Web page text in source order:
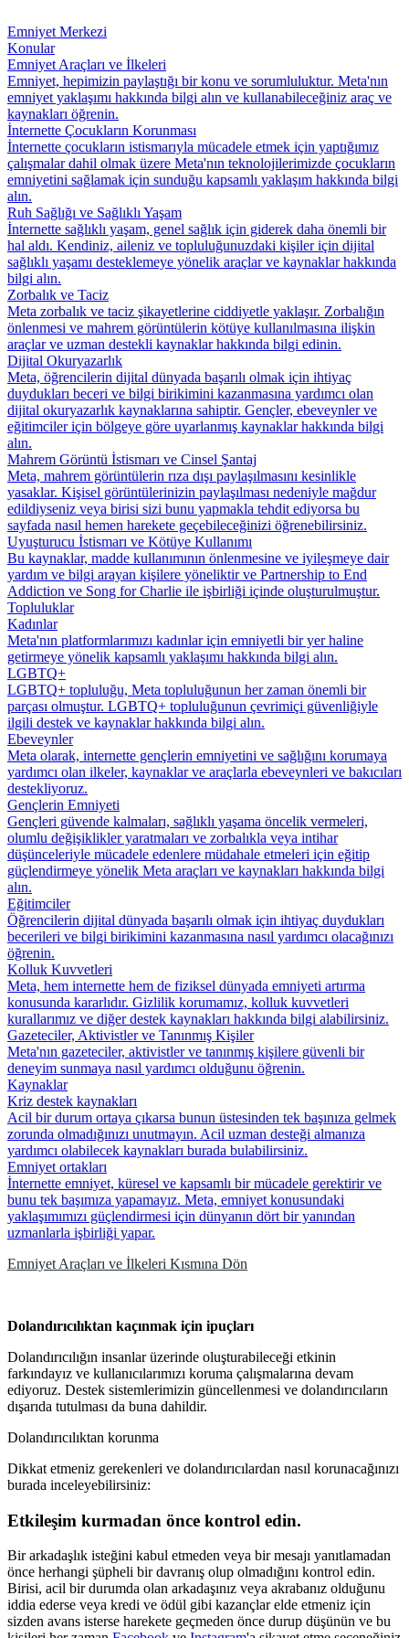
Emniyet Merkezi
Konular
Emniyet Araçları ve İlkeleri
Emniyet, hepimizin paylaştığı bir konu ve sorumluluktur. Meta'nın
emniyet yaklaşımı hakkında bilgi alın ve kullanabileceğiniz araç ve
kaynakları öğrenin.
İnternette Çocukların Korunması
İnternette çocukların istismarıyla mücadele etmek için yaptığımız
çalışmalar dahil olmak üzere Meta'nın teknolojilerimizde çocukların
emniyetini sağlamak için sunduğu kapsamlı yaklaşım hakkında bilgi
alın.
Ruh Sağlığı ve Sağlıklı Yaşam
İnternette sağlıklı yaşam, genel sağlık için giderek daha önemli bir
hal aldı. Kendiniz, aileniz ve topluluğunuzdaki kişiler için dijital
sağlıklı yaşamı desteklemeye yönelik araçlar ve kaynaklar hakkında
bilgi alın.
Zorbalık ve Taciz
Meta zorbalık ve taciz şikayetlerine ciddiyetle yaklaşır. Zorbalığın
önlenmesi ve mahrem görüntülerin kötüye kullanılmasına ilişkin
araçlar ve uzman destekli kaynaklar hakkında bilgi edinin.
Dijital Okuryazarlık
Meta, öğrencilerin dijital dünyada başarılı olmak için ihtiyaç
duydukları beceri ve bilgi birikimini kazanmasına yardımcı olan
dijital okuryazarlık kaynaklarına sahiptir. Gençler, ebeveynler ve
eğitimciler için bölgeye göre uyarlanmış kaynaklar hakkında bilgi
alın.
Mahrem Görüntü İstismarı ve Cinsel Şantaj
Meta, mahrem görüntülerin rıza dışı paylaşılmasını kesinlikle
yasaklar. Kişisel görüntülerinizin paylaşılması nedeniyle mağdur
edildiyseniz veya birisi sizi bunu yapmakla tehdit ediyorsa bu
sayfada nasıl hemen harekete geçebileceğinizi öğrenebilirsiniz.
Uyuşturucu İstismarı ve Kötüye Kullanımı
Bu kaynaklar, madde kullanımının önlenmesine ve iyileşmeye dair
yardım ve bilgi arayan kişilere yöneliktir ve Partnership to End
Addiction ve Song for Charlie ile işbirliği içinde oluşturulmuştur.
Topluluklar
Kadınlar
Meta'nın platformlarımızı kadınlar için emniyetli bir yer haline
getirmeye yönelik kapsamlı yaklaşımı hakkında bilgi alın.
LGBTQ+
LGBTQ+ topluluğu, Meta topluluğunun her zaman önemli bir
parçası olmuştur. LGBTQ+ topluluğunun çevrimiçi güvenliğiyle
ilgili destek ve kaynaklar hakkında bilgi alın.
Ebeveynler
Meta olarak, internette gençlerin emniyetini ve sağlığını korumaya
yardımcı olan ilkeler, kaynaklar ve araçlarla ebeveynleri ve bakıcıları
destekliyoruz.
Gençlerin Emniyeti
Gençleri güvende kalmaları, sağlıklı yaşama öncelik vermeleri,
olumlu değişiklikler yaratmaları ve zorbalıkla veya intihar
düşünceleriyle mücadele edenlere müdahale etmeleri için eğitip
güçlendirmeye yönelik Meta araçları ve kaynakları hakkında bilgi
alın.
Eğitimciler
Öğrencilerin dijital dünyada başarılı olmak için ihtiyaç duydukları
becerileri ve bilgi birikimini kazanmasına nasıl yardımcı olacağınızı
öğrenin.
Kolluk Kuvvetleri
Meta, hem internette hem de fiziksel dünyada emniyeti artırma
konusunda kararlıdır. Gizlilik korumamız, kolluk kuvvetleri
kurallarımız ve diğer destek kaynakları hakkında bilgi alabilirsiniz.
Gazeteciler, Aktivistler ve Tanınmış Kişiler
Meta'nın gazeteciler, aktivistler ve tanınmış kişilere güvenli bir
deneyim sunmaya nasıl yardımcı olduğunu öğrenin.
Kaynaklar
Kriz destek kaynakları
Acil bir durum ortaya çıkarsa bunun üstesinden tek başınıza gelmek
zorunda olmadığınızı unutmayın. Acil uzman desteği almanıza
yardımcı olabilecek kaynakları burada bulabilirsiniz.
Emniyet ortakları
İnternette emniyet, küresel ve kapsamlı bir mücadele gerektirir ve
bunu tek başımıza yapamayız. Meta, emniyet konusundaki
yaklaşımımızı güçlendirmesi için dünyanın dört bir yanından
uzmanlarla işbirliği yapar.
Emniyet Araçları ve İlkeleri Kısmına Dön
Dolandırıcılıktan kaçınmak için ipuçları
Dolandırıcılığın insanlar üzerinde oluşturabileceği etkinin
farkındayız ve kullanıcılarımızı koruma çalışmalarına devam
ediyoruz. Destek sistemlerimizin güncellenmesi ve dolandırıcıların
dışarıda tutulması da buna dahildir.
Dolandırıcılıktan korunma
Dikkat etmeniz gerekenleri ve dolandırıcılardan nasıl korunacağınızı
burada inceleyebilirsiniz:
Etkileşim kurmadan önce kontrol edin.
Bir arkadaşlık isteğini kabul etmeden veya bir mesajı yanıtlamadan
önce herhangi şüpheli bir davranış olup olmadığını kontrol edin.
Birisi, acil bir durumda olan arkadaşınız veya akrabanız olduğunu
iddia ederse veya kredi ve ödül gibi kazançlar elde etmeniz için
sizden avans isterse harekete geçmeden önce durup düşünün ve bu